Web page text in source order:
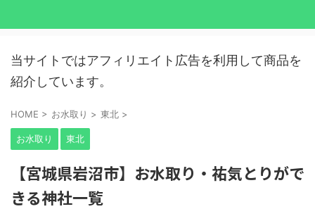
当サイトではアフィリエイト広告を利用して商品を
紹介しています。
HOME > お水取り > 東北 >
お水取り 東北
【宮城県岩沼市】お水取り・祐気とりがで
きる神社一覧